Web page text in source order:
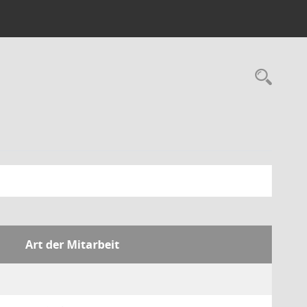
Art der Mitarbeit